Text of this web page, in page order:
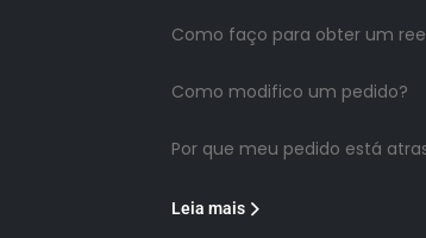
Como faço para obter um
Como modifico um pedido?
Por que meu pedido está
Leia mais